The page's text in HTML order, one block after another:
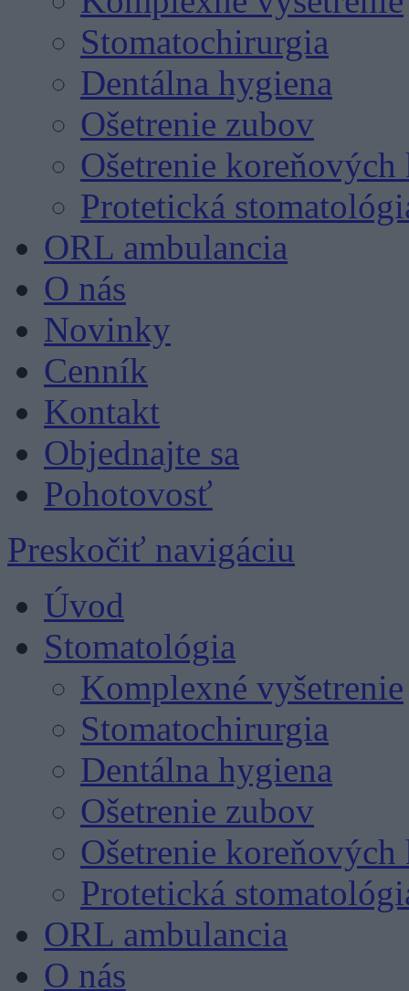
Stomatochirurgia
Dentálna hygiena
Ošetrenie zubov
Ošetrenie
Protetická
ORL ambulancia
O nás
Novinky
Cenník
Kontakt
Objednajte sa
Pohotovosť
Preskočiť navigáciu
Úvod
Stomatológia
Komplexné vyšetrenie
Stomatochirurgia
Dentálna hygiena
Ošetrenie zubov
Ošetrenie
Protetická
ORL ambulancia
O nás